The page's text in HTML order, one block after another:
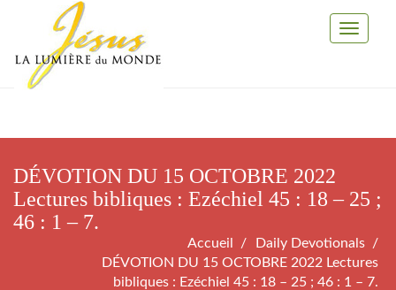
Toggle
DÉVOTION DU 15 OCTOBRE 2022
Lectures bibliques : Ezéchiel 45 : 18 – 25 ;
46 : 1 – 7.
Accueil
Daily Devotionals
DÉVOTION DU 15 OCTOBRE 2022 Lectures
bibliques : Ezéchiel 45 : 18 – 25 ; 46 : 1 – 7.